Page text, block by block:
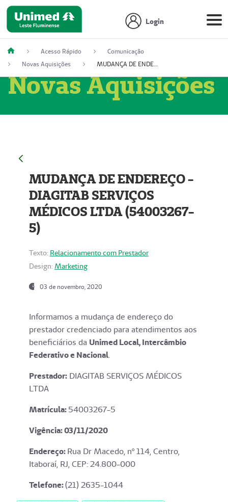
Login
Acesso Rápido
Comunicação
Novas Aquisições
MUDANÇA DE ENDEREÇO - DIAGITAB SERVIÇOS MÉDICOS LTDA (54003267-5)
Novas Aquisições
MUDANÇA DE ENDEREÇO -
DIAGITAB SERVIÇOS
MÉDICOS LTDA (54003267-
5)
Texto: Relacionamento com Prestador
Design: Marketing
03 de novembro, 2020
Informamos a mudança de endereço do
prestador credenciado para atendimentos aos
beneficiários da Unimed Local, Intercâmbio
Federativo e Nacional.
Prestador: DIAGITAB SERVIÇOS MÉDICOS
LTDA
Matrícula:54003267-5
Vigência: 03/11/2020
Endereço:Rua Dr Macedo, nº 114, Centro,
Itaboraí, RJ, CEP: 24.800-000
Telefone:(21) 2635-1044